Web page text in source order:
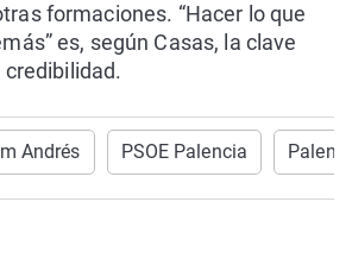
formaciones. “Hacer lo que
es, según Casas, la clave
Andrés PSOE Palencia